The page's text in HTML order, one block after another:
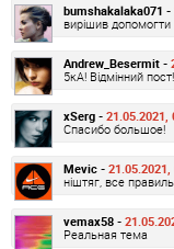
bumshakalaka071 -
вирішив
Andrew_Besermit -
5кА! Відмінний пост!
xSerg - 21.05.2021,
Спасибо большое!
Mevic - 21.05.2021,
ніштяг, все
vemax58 -
Реальная тема